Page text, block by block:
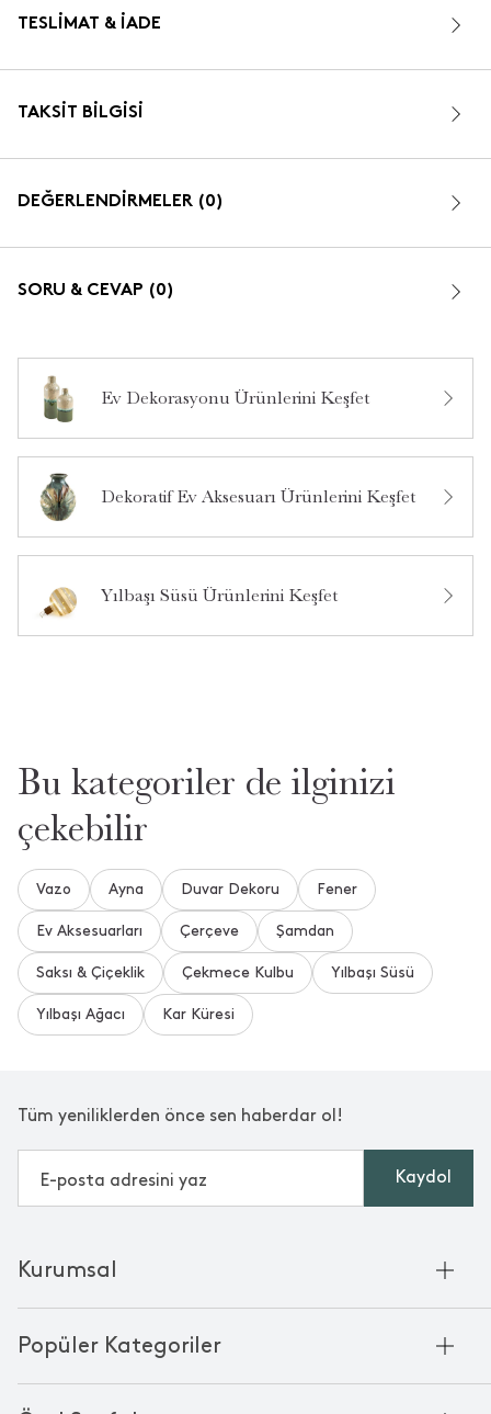
TESLIMAT & İADE
TAKSIT BILGISI
DEĞERLENDİRMELER (0)
SORU & CEVAP (0)
Bu ürün hakkında daha önce hiç soru sorulmamış.
Ürün Hakkında Soru Sor
Ev Dekorasyonu Ürünlerini Keşfet
Dekoratif Ev Aksesuarı Ürünlerini Keşfet
Yılbaşı Süsü Ürünlerini Keşfet
Bu kategoriler de ilginizi
çekebilir
Vazo Ayna Duvar Dekoru Fener
Ev Aksesuarları Çerçeve Şamdan
Saksı & Çiçeklik Çekmece Kulbu Yılbaşı Süsü
Yılbaşı Ağacı Kar Küresi
Tüm yeniliklerden önce sen haberdar ol!
Kaydol
Popüler Kategoriler
Kurumsal
Kurumsal Satış
Chakra Manifesto